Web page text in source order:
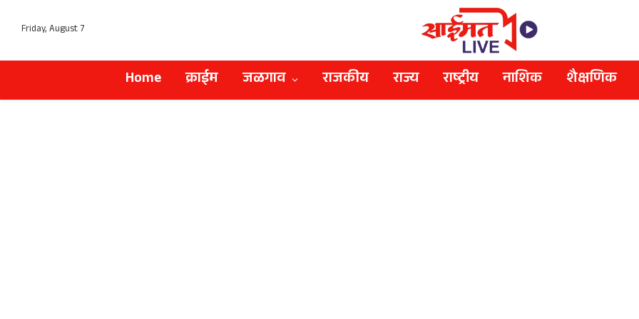
Friday, August 7
Home क्राईम जळगाव राजकीय राज्य राष्ट्रीय नाशिक शैक्षणिक